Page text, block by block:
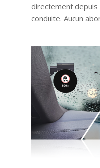
directement depuis
conduite. Aucun